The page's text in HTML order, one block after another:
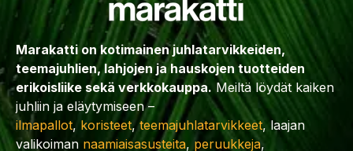
Marakatti on kotimainen juhlatarvikkeiden,
teemajuhlien, lahjojen ja hauskojen tuotteiden
erikoisliike sekä verkkokauppa. Meiltä löydät kaiken
juhliin ja eläytymiseen –
ilmapallot, koristeet,teemajuhlatarvikkeet, laajan
valikoiman naamiaisasusteita, peruukkeja,